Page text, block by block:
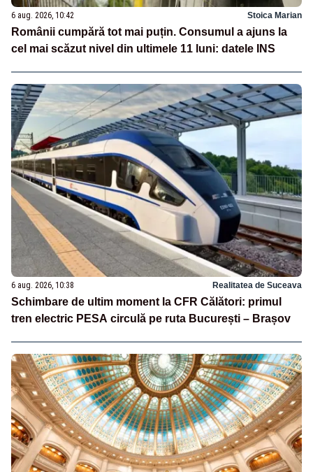
6 aug. 2026, 10:42 Stoica Marian
Românii cumpără tot mai puțin. Consumul a ajuns la
cel mai scăzut nivel din ultimele 11 luni: datele INS
6 aug. 2026, 10:38 Realitatea de Suceava
Schimbare de ultim moment la CFR Călători: primul
tren electric PESA circulă pe ruta București – Brașov